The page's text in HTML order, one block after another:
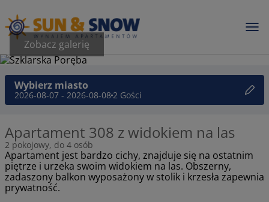
Zobacz galerię
Wybierz miasto
2026-08-07 - 2026-08-082 Gości
Apartament 308 z widokiem na las
2 pokojowy, do 4 osób
Apartament jest bardzo cichy, znajduje się na ostatnim
piętrze i urzeka swoim widokiem na las. Obszerny,
zadaszony balkon wyposażony w stolik i krzesła zapewnia
prywatność.